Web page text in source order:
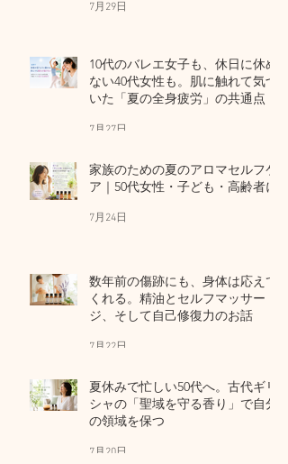
7月29日
10代のバレエ女子も、休日に休め
ない40代女性も。肌に触れて気づ
いた「夏の全身疲労」の共通点
7月27日
家族のための夏のアロマセルフケ
ア｜50代女性・子ども・高齢者に
7月24日
数年前の傷跡にも、身体は応えて
くれる。精油とセルフマッサー
ジ、そして自己修復力のお話
7月22日
夏休みで忙しい50代へ。古代ギリ
シャの「聖域を守る香り」で自分
の領域を保つ
7月20日